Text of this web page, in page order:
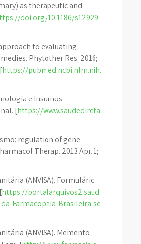
as therapeutic and
doi.org/10.1186/s12929-
to evaluating
Phytother Res. 2016;
https://pubmed.ncbi.nlm.nih.
e Insumos
[https://www.saudedireta.
regulation of gene
Therap. 2013 Apr. 1;
(ANVISA). Formulário
https://portalarquivos2.saud
Farmacopeia-Brasileira-se
(ANVISA). Memento